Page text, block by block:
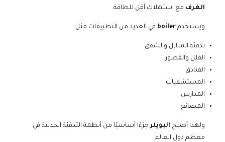
الغرف مع استهلاك أقل للطاقة.
ويستخدم boiler في العديد من التطبيقات مثل:
تدفئة المنازل والشقق
الفلل والقصور
الفنادق
المستشفيات
المدارس
المصانع
ولهذا أصبح البويلرجزءًا أساسيًا من أنظمة التدفئة الحديثة في
معظم دول العالم.